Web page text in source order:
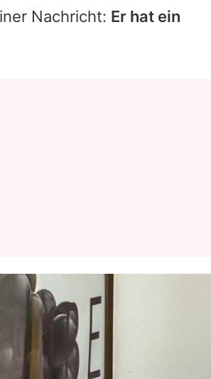
Nachricht: Er hat ein